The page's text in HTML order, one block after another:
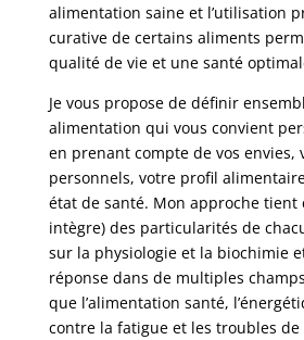
alimentation saine et l’utilisation
curative de certains aliments
qualité de vie et une santé
Je vous propose de définir
alimentation qui vous convient
en prenant compte de vos envies,
personnels, votre profil
état de santé. Mon approche tient
intègre) des particularités de
sur la physiologie et la biochimie
réponse dans de multiples
que l’alimentation santé,
contre la fatigue et les troubles de